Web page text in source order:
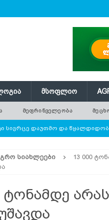
ᲛᲡᲝᲤᲚᲘᲝ
ᲛᲔᲤᲠᲘᲜᲕᲔᲚᲔᲝᲑᲐ
სივრცე დაუთმო და
ცხოვრება — რატომ რგავენ
ᲡᲘᲐᲮᲚᲔᲔᲑᲘ
13 000
ტონამდე